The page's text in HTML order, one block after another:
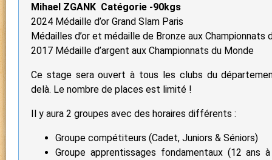
Mihael ZGANK Catégorie -90kgs
2024 Médaille d’or Grand Slam Paris
Médailles d’or et médaille de Bronze aux Championnats
2017 Médaille d’argent aux Championnats du Monde
Ce stage sera ouvert à tous les clubs du
delà. Le nombre de places est limité !
Il y aura 2 groupes avec des horaires différents :
Groupe compétiteurs (Cadet, Juniors & Séniors)
Groupe apprentissages fondamentaux (12 ans